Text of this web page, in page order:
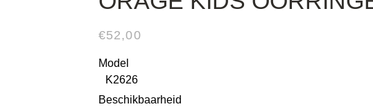
€52,00
Model
K2626
Beschikbaarheid